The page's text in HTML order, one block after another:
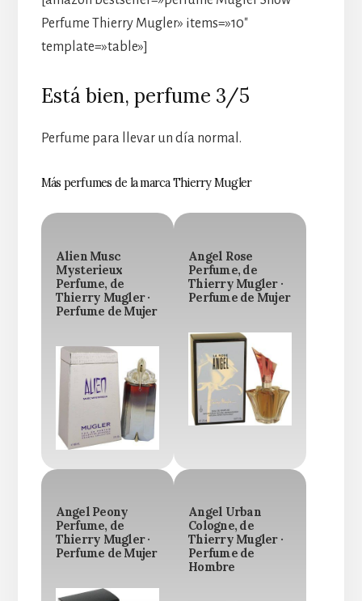
Perfume Thierry Mugler» items=»10″
template=»table»]
Está bien, perfume 3/5
Perfume para llevar un día normal.
Más perfumes de la marca Thierry Mugler
Alien Musc
Mysterieux
Perfume, de
Thierry Mugler ·
Perfume de Mujer
Angel Rose
Perfume, de
Thierry Mugler ·
Perfume de Mujer
Angel Peony
Perfume, de
Thierry Mugler ·
Perfume de Mujer
Angel Urban
Cologne, de
Thierry Mugler ·
Perfume de
Hombre